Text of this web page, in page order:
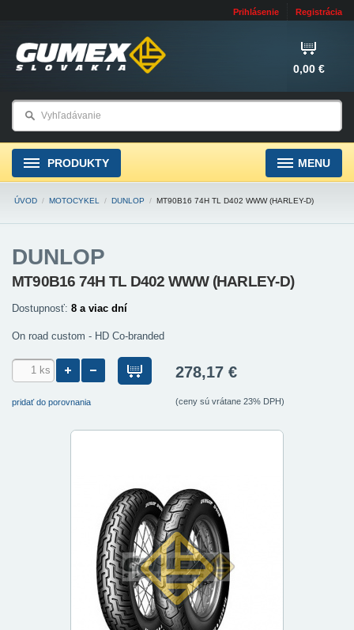
Prihlásenie Registrácia
0,00 €
PRODUKTY MENU
ÚVOD / MOTOCYKEL / DUNLOP / MT90B16 74H TL D402 WWW (HARLEY-D)
DUNLOP
MT90B16 74H TL D402 WWW (HARLEY-D)
Dostupnosť: 8 a viac dní
On road custom - HD Co-branded
pridať do porovnania
278,17 €
(ceny sú vrátane 23% DPH)